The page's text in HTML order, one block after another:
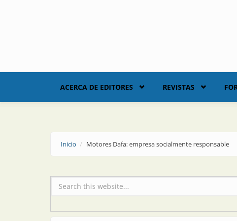
ACERCA DE EDITORES REVISTAS
Inicio Motores Dafa: empresa socialmente responsable
Formulario de búsqueda